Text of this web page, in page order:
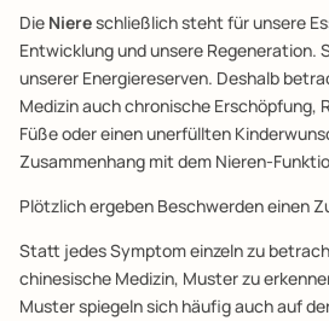
Die Niereschließlich steht für unsere
Entwicklung und unsere Regeneration.
unserer Energiereserven. Deshalb
Medizin auch chronische Erschöpfung,
Füße oder einen unerfüllten
Zusammenhang mit dem Nieren-
Plötzlich ergeben Beschwerden einen
Statt jedes Symptom einzeln zu
chinesische Medizin, Muster zu
Muster spiegeln sich häufig auch auf